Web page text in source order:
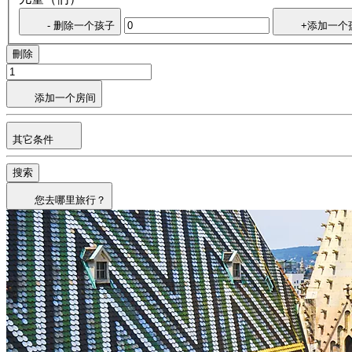
- 删除一个孩子 +添加一个
刪除
添加一个房间
其它条件
搜索
您去哪里旅行？